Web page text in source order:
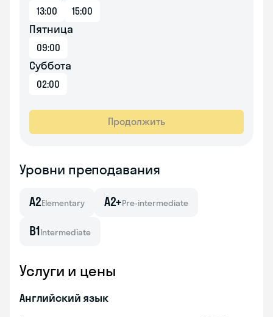
13:00 15:00
Пятница
09:00
Суббота
02:00
Продолжить
Уровни преподавания
A2Elementary A2+Pre-intermediate
B1Intermediate
Услуги и цены
Английский язык